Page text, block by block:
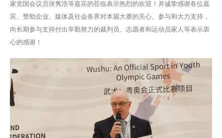
家党国会议员张隽浩等嘉宾的莅临表示热烈的欢迎！并诚挚感谢各位嘉
宾、赞助企业、媒体及社会各界对本届大赛的关心、参与和大力支持，
向长期参与支持付出辛勤努力的裁判员、志愿者和运动员家人等表示衷
心的感谢！